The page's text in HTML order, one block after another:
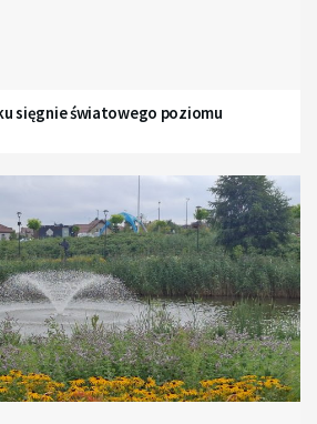
sięgnie światowego poziomu